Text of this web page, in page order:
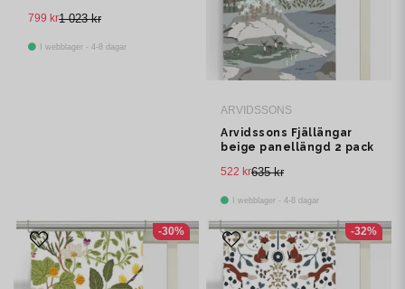
1 023 kr
799 kr
I webblager - 4-8 dagar
ARVIDSSONS
Arvidssons Fjällängar
beige panellängd 2 pack
635 kr
522 kr
I webblager - 4-8 dagar
-30% -32%